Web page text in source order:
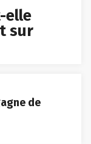
elle
sur
de